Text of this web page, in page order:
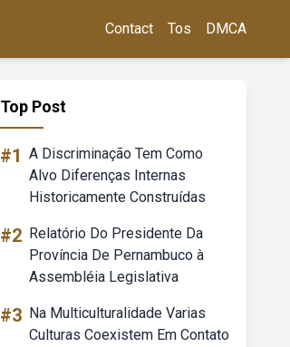
Contact Tos DMCA
Top Post
#1 A Discriminação Tem Como
Alvo Diferenças Internas
Historicamente Construídas
#2 Relatório Do Presidente Da
Província De Pernambuco à
Assembléia Legislativa
#3 Na Multiculturalidade Varias
Culturas Coexistem Em Contato